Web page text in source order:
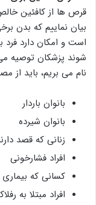
قرص ها از کافئین
بیان نماییم که بدن
است و امکان دارد
شوند پزشکان توصیه
نام می بریم، باید از
بانوان باردار
بانوان شیرده
زنانی که قصد
افراد فشارخونی
کسانی که بیماری
افراد مبتلا به